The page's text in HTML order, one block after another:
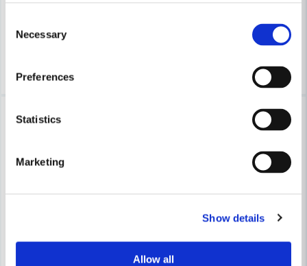
Selection
Necessary
Preferences
Statistics
Marketing
Show details
Allow all
7-10 arbetsdagar
Leveranstid ifrån leverantör ca
Habo Fönsterhandtag Copenhagen Vänster Matt krom SB
-16%
Habo Fönsterhandtag 2162